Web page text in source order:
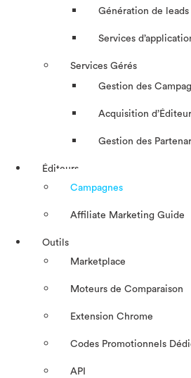
Génération de leads
Services
Services Gérés
Gestion des
Acquisition
Gestion des
Éditeurs
Campagnes
Affiliate Marketing Guide
Outils
Marketplace
Moteurs de Comparaison
Extension Chrome
Codes Promotionnels
API